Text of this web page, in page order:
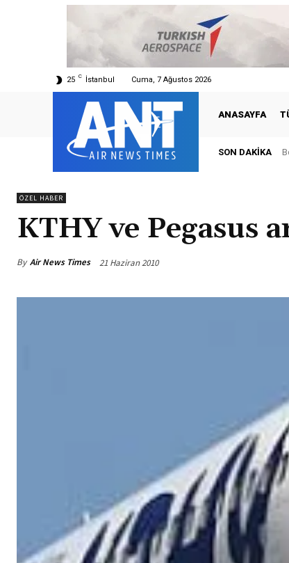
25 C İstanbul Cuma, 7 Ağustos 2026
ANASAYFA
SON DAKIKA
ÖZEL HABER
KTHY ve Pegasus
By Air News Times 21 Haziran 2010